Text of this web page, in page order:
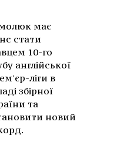
має
стати
10-го
англійської
ліги в
збірної
та
новий